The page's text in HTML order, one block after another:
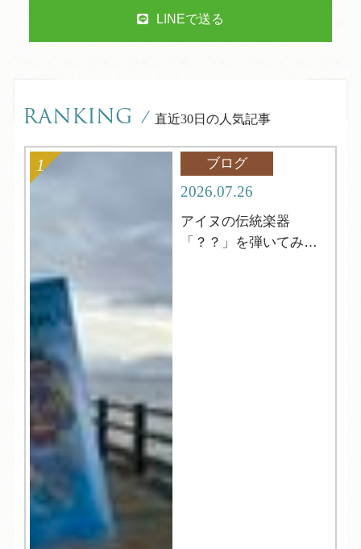
LINEで送る
RANKING / 直近30日の人気記事
ブログ
2026.07.26
アイヌの伝統楽器
「？？」を弾いてみよ